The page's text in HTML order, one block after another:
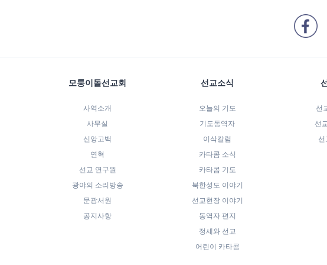
모퉁이돌선교회
사역소개
사무실
신앙고백
연혁
선교 연구원
광야의 소리방송
문광서원
공지사항
선교소식
오늘의 기도
기도동역자
이삭칼럼
카타콤 소식
카타콤 기도
북한성도 이야기
선교현장 이야기
동역자 편지
정세와 선교
어린이 카타콤
선
선
선